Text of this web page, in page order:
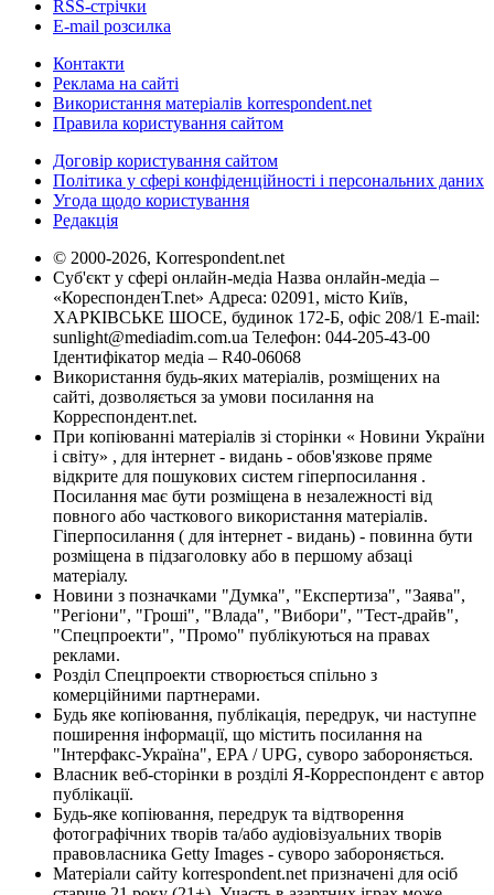
RSS-стрічки
E-mail розсилка
Контакти
Реклама на сайті
Використання матеріалів korrespondent.net
Правила користування сайтом
Договір користування сайтом
Політика у сфері конфіденційності і персональних даних
Угода щодо користування
Редакція
© 2000-2026, Korrespondent.net
Суб'єкт у сфері онлайн-медіа Назва онлайн-медіа –
«КореспонденТ.net» Адреса: 02091, місто Київ,
ХАРКІВСЬКЕ ШОСЕ, будинок 172-Б, офіс 208/1 E-mail:
sunlight@mediadim.com.ua Телефон: 044-205-43-00
Ідентифікатор медіа – R40-06068
Використання будь-яких матеріалів, розміщених на
сайті, дозволяється за умови посилання на
Корреспондент.net.
При копіюванні матеріалів зі сторінки « Новини України
і світу» , для інтернет - видань - обов'язкове пряме
відкрите для пошукових систем гіперпосилання .
Посилання має бути розміщена в незалежності від
повного або часткового використання матеріалів.
Гіперпосилання ( для інтернет - видань) - повинна бути
розміщена в підзаголовку або в першому абзаці
матеріалу.
Новини з позначками "Думка", "Експертиза", "Заява",
"Регіони", "Гроші", "Влада", "Вибори", "Тест-драйв",
"Спецпроекти", "Промо" публікуються на правах
реклами.
Розділ Спецпроекти створюється спільно з
комерційними партнерами.
Будь яке копіювання, публікація, передрук, чи наступне
поширення інформації, що містить посилання на
"Інтерфакс-Україна", EPA / UPG, суворо забороняється.
Власник веб-сторінки в розділі Я-Корреспондент є автор
публікації.
Будь-яке копіювання, передрук та відтворення
фотографічних творів та/або аудіовізуальних творів
правовласника Getty Images - суворо забороняється.
Матеріали сайту korrespondent.net призначені для осіб